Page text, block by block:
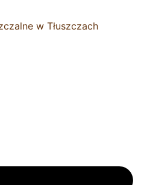
w Tłuszczach